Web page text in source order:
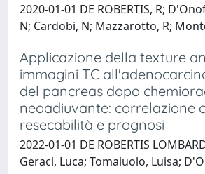
2020-01-01 DE ROBERTIS, R;
N; Cardobi, N; Mazzarotto, R;
Applicazione della texture
immagini TC
del pancreas dopo
neoadiuvante: correlazione
resecabilità e prognosi
2022-01-01 DE ROBERTIS
Geraci, Luca; Tomaiuolo, Luisa;